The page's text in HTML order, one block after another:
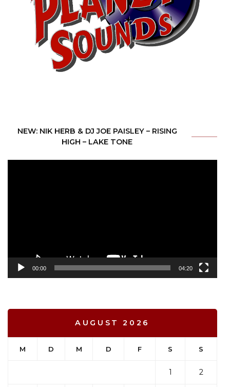
NEW: NIK HERB & DJ JOE PAISLEY – RISING
HIGH – LAKE TONE
00:00 04:20
AUGUST 2026
M D M D F S S
1 2